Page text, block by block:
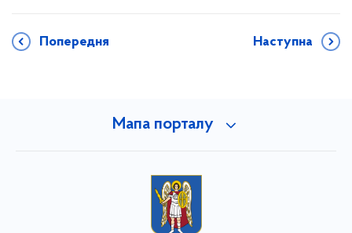
Попередня Наступна
Мапа порталу